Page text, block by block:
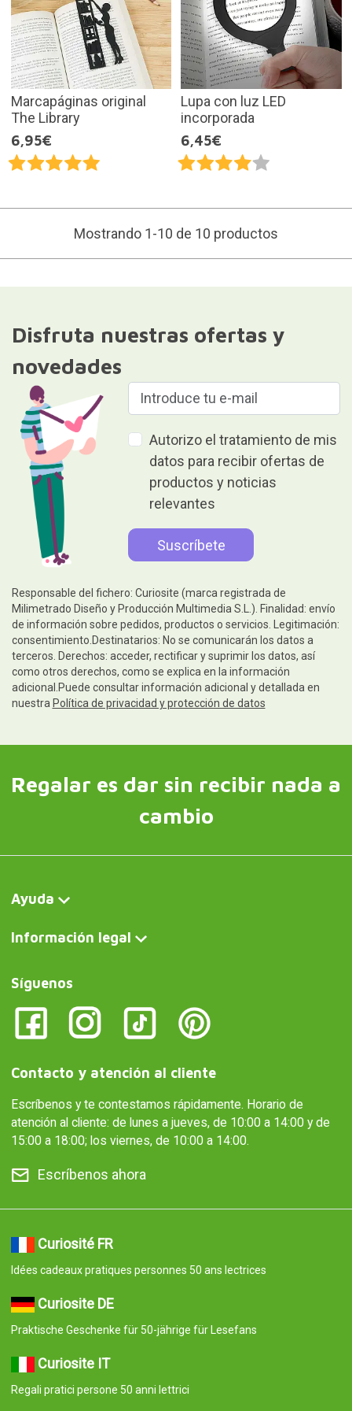
Marcapáginas original
The Library
6,95€
Lupa con luz LED
incorporada
6,45€
Mostrando 1-10 de 10 productos
Disfruta nuestras ofertas y
novedades
Autorizo el tratamiento de mis
datos para recibir ofertas de
productos y noticias
relevantes
Responsable del fichero: Curiosite (marca registrada de
Milimetrado Diseño y Producción Multimedia S.L.). Finalidad: envío
de información sobre pedidos, productos o servicios. Legitimación:
consentimiento.Destinatarios: No se comunicarán los datos a
terceros. Derechos: acceder, rectificar y suprimir los datos, así
como otros derechos, como se explica en la información
adicional.Puede consultar información adicional y detallada en
nuestra Política de privacidad y protección de datos
Regalar es dar sin recibir nada a
cambio
Ayuda
Información legal
Síguenos
Contacto y atención al cliente
Escríbenos y te contestamos rápidamente. Horario de
atención al cliente: de lunes a jueves, de 10:00 a 14:00 y de
15:00 a 18:00; los viernes, de 10:00 a 14:00.
Escríbenos ahora
Curiosité FR
Idées cadeaux pratiques personnes 50 ans lectrices
Curiosite DE
Praktische Geschenke für 50-jährige für Lesefans
Curiosite IT
Regali pratici persone 50 anni lettrici